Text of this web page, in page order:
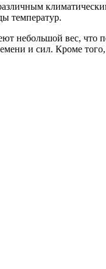
температур.
вес, что
и сил. Кроме